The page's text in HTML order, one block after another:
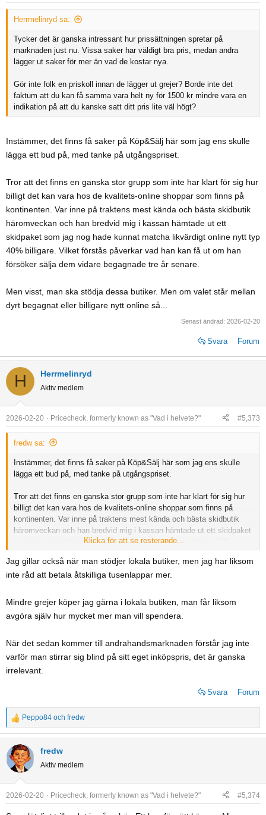
n
Herrmelinryd sa:
Tycker det är ganska intressant hur prissättningen spretar på
marknaden just nu. Vissa saker har väldigt bra pris, medan andra
lägger ut saker för mer än vad de kostar nya.
Gör inte folk en priskoll innan de lägger ut grejer? Borde inte det
faktum att du kan få samma vara helt ny för 1500 kr mindre vara en
indikation på att du kanske satt ditt pris lite väl högt?
Instämmer, det finns få saker på Köp&Sälj här som jag ens skulle
lägga ett bud på, med tanke på utgångspriset.
Tror att det finns en ganska stor grupp som inte har klart för sig hur
billigt det kan vara hos de kvalitets-online shoppar som finns på
kontinenten. Var inne på traktens mest kända och bästa skidbutik
häromveckan och han bredvid mig i kassan hämtade ut ett
skidpaket som jag nog hade kunnat matcha likvärdigt online nytt typ
40% billigare. Vilket förstås påverkar vad han kan få ut om han
försöker sälja dem vidare begagnade tre år senare.
Men visst, man ska stödja dessa butiker. Men om valet står mellan
dyrt begagnat eller billigare nytt online så...
Senast ändrad: 2026-02-20
Svara Forum
H Herrmelinryd
Aktiv medlem
2026-02-20 Pricecheck, formerly known as "Vad i helvete?" #5,373
fredw sa:
Instämmer, det finns få saker på Köp&Sälj här som jag ens skulle
lägga ett bud på, med tanke på utgångspriset.
Tror att det finns en ganska stor grupp som inte har klart för sig hur
billigt det kan vara hos de kvalitets-online shoppar som finns på
kontinenten. Var inne på traktens mest kända och bästa skidbutik
häromveckan och han bredvid mig i kassan hämtade ut ett skidpaket
som jag nog hade kunnat matcha likvärdigt online nytt typ 40%
billigare. Vilket förstås påverkar vad han kan få ut om han försöker
sälja dem vidare begagnade tre år senare.
dyrt begagnat eller billigare nytt online så...
Klicka för att se resterande...
Jag gillar också när man stödjer lokala butiker, men jag har liksom
inte råd att betala åtskilliga tusenlappar mer.
Mindre grejer köper jag gärna i lokala butiken, man får liksom
avgöra själv hur mycket mer man vill spendera.
När det sedan kommer till andrahandsmarknaden förstår jag inte
varför man stirrar sig blind på sitt eget inköpspris, det är ganska
irrelevant.
Svara Forum
R
e
a
c
t
i
o
n
Peppo84 och fredw
fredw
Aktiv medlem
2026-02-20 Pricecheck, formerly known as "Vad i helvete?" #5,374